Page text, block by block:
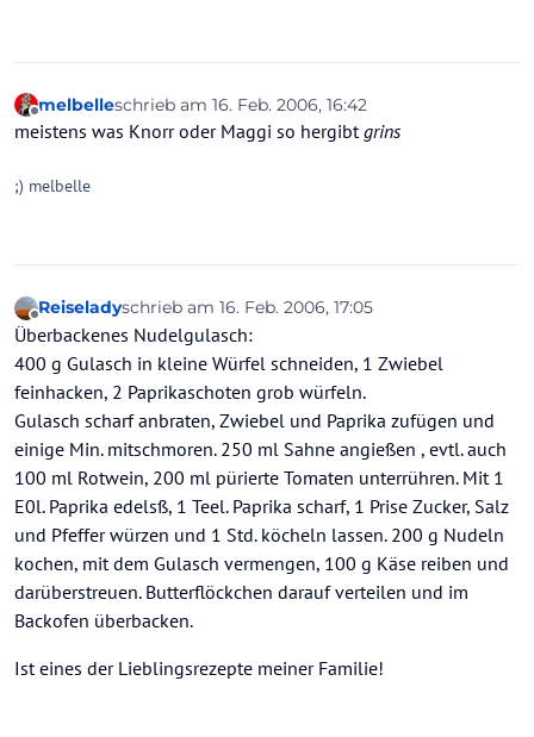
Offline
melbelleschrieb am 16. Feb. 2006, 16:42
zuletzt editiert von
meistens was Knorr oder Maggi so hergibtgrins
;) melbelle
Offline
Reiseladyschrieb am 16. Feb. 2006, 17:05
zuletzt editiert von
Überbackenes Nudelgulasch:
400 g Gulasch in kleine Würfel schneiden, 1 Zwiebel
feinhacken, 2 Paprikaschoten grob würfeln.
Gulasch scharf anbraten, Zwiebel und Paprika zufügen und
einige Min. mitschmoren. 250 ml Sahne angießen , evtl. auch
100 ml Rotwein, 200 ml pürierte Tomaten unterrühren. Mit 1
E0l. Paprika edelsß, 1 Teel. Paprika scharf, 1 Prise Zucker, Salz
und Pfeffer würzen und 1 Std. köcheln lassen. 200 g Nudeln
kochen, mit dem Gulasch vermengen, 100 g Käse reiben und
darüberstreuen. Butterflöckchen darauf verteilen und im
Backofen überbacken.
Ist eines der Lieblingsrezepte meiner Familie!